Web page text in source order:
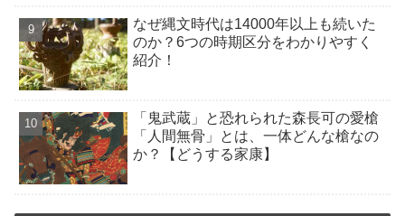
なぜ縄文時代は14000年以上も続いた
のか？6つの時期区分をわかりやすく
紹介！
「鬼武蔵」と恐れられた森長可の愛槍
「人間無骨」とは、一体どんな槍なの
か？【どうする家康】